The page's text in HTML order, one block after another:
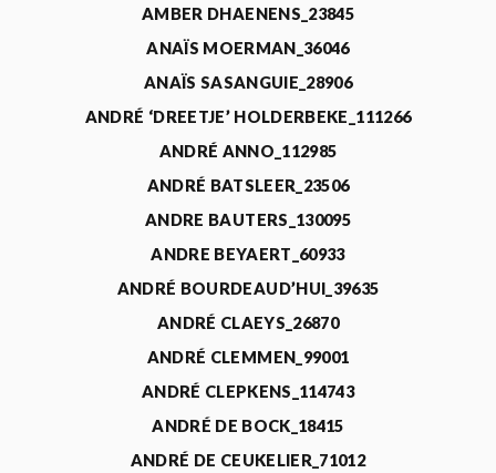
AMBER DHAENENS_23845
ANAÏS MOERMAN_36046
ANAÏS SASANGUIE_28906
ANDRÉ ‘DREETJE’ HOLDERBEKE_111266
ANDRÉ ANNO_112985
ANDRÉ BATSLEER_23506
ANDRE BAUTERS_130095
ANDRE BEYAERT_60933
ANDRÉ BOURDEAUD’HUI_39635
ANDRÉ CLAEYS_26870
ANDRÉ CLEMMEN_99001
ANDRÉ CLEPKENS_114743
ANDRÉ DE BOCK_18415
ANDRÉ DE CEUKELIER_71012